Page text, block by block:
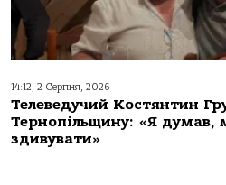
14:12, 2 Серпня, 2026
Телеведучий Костянтин
Тернопільщину: «Я думав,
здивувати»